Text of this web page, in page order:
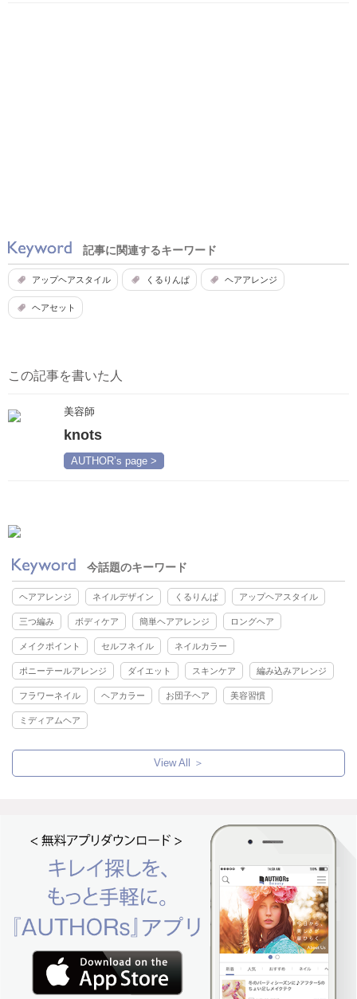
記事に関連するキーワード
アップヘアスタイル くるりんぱ ヘアアレンジ
ヘアセット
この記事を書いた人
美容師
knots
AUTHOR’s page >
今話題のキーワード
ヘアアレンジ ネイルデザイン くるりんぱ アップヘアスタイル
三つ編み ボディケア 簡単ヘアアレンジ ロングヘア
メイクポイント セルフネイル ネイルカラー
ポニーテールアレンジ ダイエット スキンケア 編み込みアレンジ
フラワーネイル ヘアカラー お団子ヘア 美容習慣
ミディアムヘア
View All ＞